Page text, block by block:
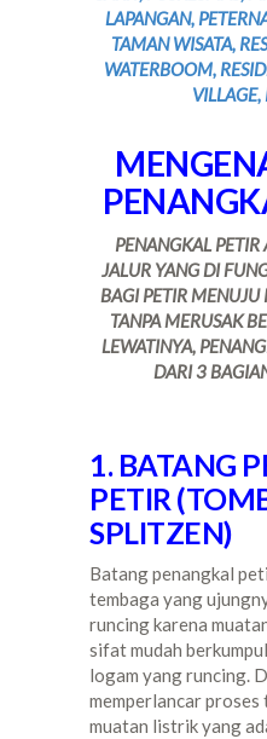
LAPANGAN,
TAMAN WISATA,
WATERBOOM,
VILLAGE,
PENANGKAL
JALUR YANG DI
BAGI PETIR
TANPA MERUSAK
LEWATINYA,
DARI 3
1. BATANG
PETIR
SPLITZEN)
Batang penangkal
tembaga yang
runcing karena
sifat mudah
logam yang runcing.
memperlancar proses
muatan listrik yang